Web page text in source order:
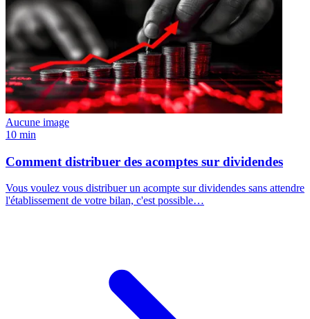
Aucune image
10 min
Comment distribuer des acomptes sur dividendes
Vous voulez vous distribuer un acompte sur dividendes sans attendre
l'établissement de votre bilan, c'est possible…